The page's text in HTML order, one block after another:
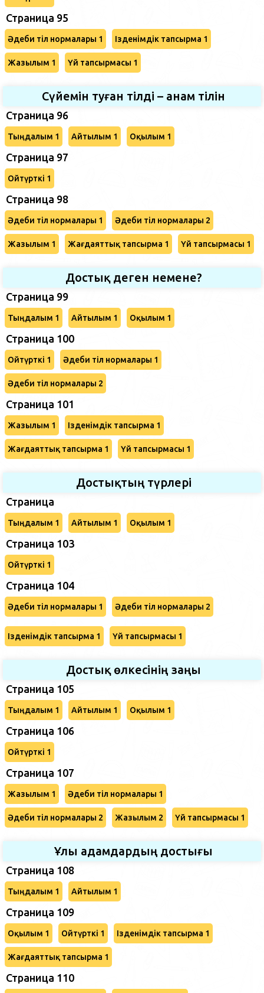
Страница 95
Әдеби тіл нормалары 1 Ізденімдік тапсырма 1
Жазылым 1 Үй тапсырмасы 1
Сүйемін туған тілді – анам тілін
Страница 96
Тыңдалым 1 Айтылым 1 Оқылым 1
Страница 97
Ойтүрткі 1
Страница 98
Әдеби тіл нормалары 1 Әдеби тіл нормалары 2
Жазылым 1 Жағдаяттық тапсырма 1 Үй тапсырмасы 1
Достық деген немене?
Страница 99
Тыңдалым 1 Айтылым 1 Оқылым 1
Страница 100
Ойтүрткі 1 Әдеби тіл нормалары 1
Әдеби тіл нормалары 2
Страница 101
Жазылым 1 Ізденімдік тапсырма 1
Жағдаяттық тапсырма 1 Үй тапсырмасы 1
Достықтың түрлері
Страница
Тыңдалым 1 Айтылым 1 Оқылым 1
Страница 103
Ойтүрткі 1
Страница 104
Әдеби тіл нормалары 1 Әдеби тіл нормалары 2
Ізденімдік тапсырма 1 Үй тапсырмасы 1
Достық өлкесінің заңы
Страница 105
Тыңдалым 1 Айтылым 1 Оқылым 1
Страница 106
Ойтүрткі 1
Страница 107
Жазылым 1 Әдеби тіл нормалары 1
Әдеби тіл нормалары 2 Жазылым 2 Үй тапсырмасы 1
Ұлы адамдардың достығы
Страница 108
Тыңдалым 1 Айтылым 1
Страница 109
Оқылым 1 Ойтүрткі 1 Ізденімдік тапсырма 1
Жағдаяттық тапсырма 1
Страница 110